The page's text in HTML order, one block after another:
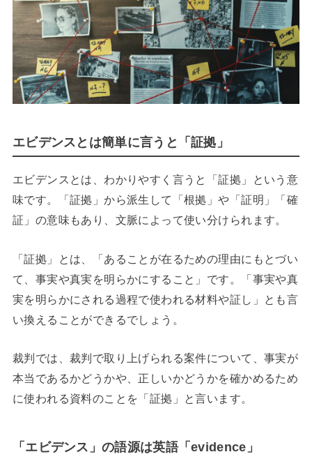
エビデンスとは簡単に言うと「証拠」
エビデンスとは、わかりやすく言うと「証拠」という意
味です。「証拠」から派生して「根拠」や「証明」「確
証」の意味もあり、文脈によって使い分けられます。
「証拠」とは、「あることが在るための理由にもとづい
て、事実や真実を明らかにすること」です。「事実や真
実を明らかにされる過程で使われる材料や証し」とも言
い換えることができるでしょう。
裁判では、裁判で取り上げられる案件について、事実が
本当であるかどうかや、正しいかどうかを確かめるため
に使われる資料のことを「証拠」と言います。
「エビデンス」の語源は英語「evidence」